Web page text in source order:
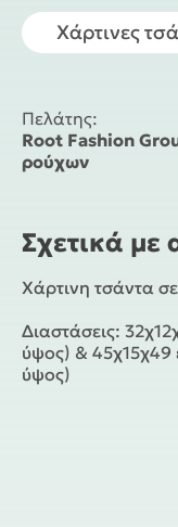
Χάρτινες
Πελάτης:
Root Fashion
ρούχων
Σχετικά με
Χάρτινη τσάντα
Διαστάσεις:
ύψος) & 45χ15χ49
ύψος)